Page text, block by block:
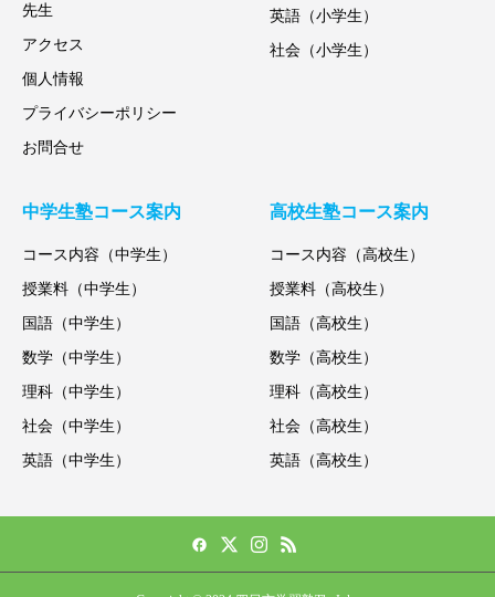
先生
アクセス
個人情報
プライバシーポリシー
お問合せ
英語（小学生）
社会（小学生）
中学生塾コース案内
コース内容（中学生）
授業料（中学生）
国語（中学生）
数学（中学生）
理科（中学生）
社会（中学生）
英語（中学生）
高校生塾コース案内
コース内容（高校生）
授業料（高校生）
国語（高校生）
数学（高校生）
理科（高校生）
社会（高校生）
英語（高校生）